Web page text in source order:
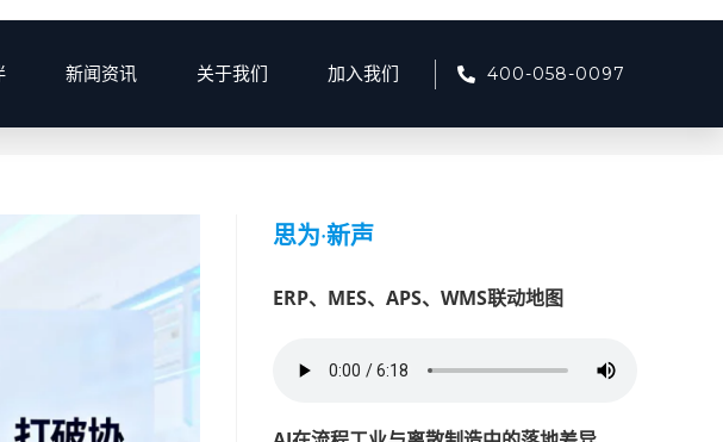
新闻资讯 关于我们 加入我们 400-058-0097
> 2025 > 12月
思为·新声
ERP、MES、APS、WMS联动地图